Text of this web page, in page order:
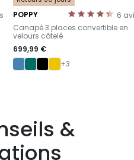
6
POPPY
-
Canapé 3 places convertible en
velours côtelé
699,99 €
+3
&